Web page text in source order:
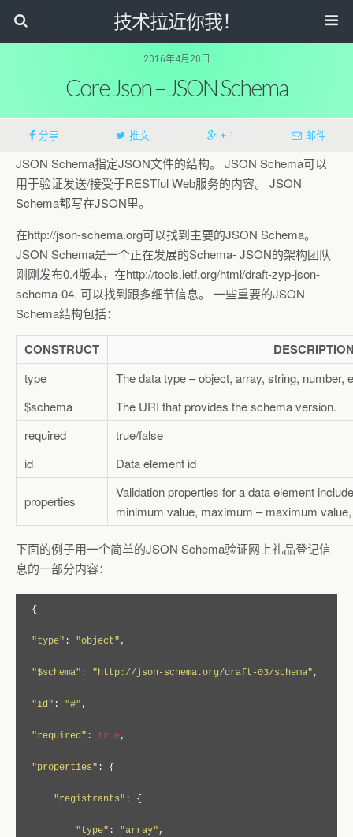
技术拉近你我！
2016年4月20日
Core Json – JSON Schema
分享 推文 + 1 邮件
JSON Schema指定JSON文件的结构。 JSON Schema可以
用于验证发送/接受于RESTful Web服务的内容。 JSON
Schema都写在JSON里。
在http://json-schema.org可以找到主要的JSON Schema。
JSON Schema是一个正在发展的Schema- JSON的架构团队
刚刚发布0.4版本，在http://tools.ietf.org/html/draft-zyp-json-
schema-04. 可以找到跟多细节信息。 一些重要的JSON
Schema结构包括：
CONSTRUCT
type
The data type – object, array, string, number,
$schema
The URI that provides the schema version.
required
true/false
id
Data element id
properties
Validation properties for a data element
minimum value, maximum – maximum
下面的例子用一个简单的JSON Schema验证网上礼品登记信
息的一部分内容：
{
"type" : "object" ,
"$schema" : "http://json-schema.org/draft-03/schema" ,
"id" : "#" ,
"required" : true,
"properties" : {
"registrants" : {
"type" : "array" ,